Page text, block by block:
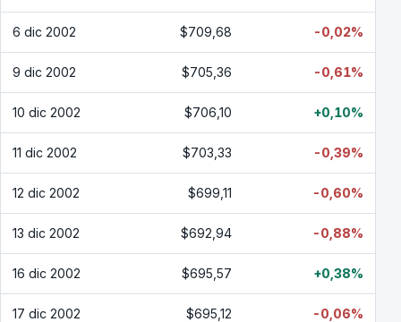
6 dic 2002 $709,68 -0,02%
9 dic 2002 $705,36 -0,61%
10 dic 2002 $706,10 +0,10%
11 dic 2002 $703,33 -0,39%
12 dic 2002 $699,11 -0,60%
13 dic 2002 $692,94 -0,88%
16 dic 2002 $695,57 +0,38%
17 dic 2002 $695,12 -0,06%